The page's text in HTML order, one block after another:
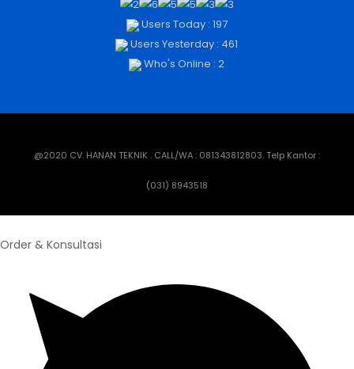
Users Today : 197
Users Yesterday : 461
Who's Online : 2
@2020 CV. HANAN TEKNIK . CALL/WA : 081343812803. Telp Kantor :
(031) 8943518
Order & Konsultasi